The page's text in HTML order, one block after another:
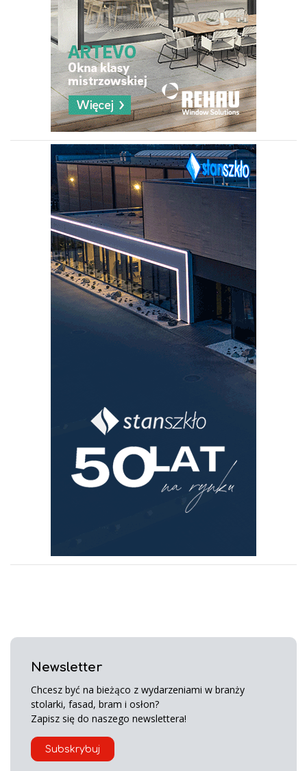
Newsletter
Chcesz być na bieżąco z wydarzeniami w branży
stolarki, fasad, bram i osłon?
Zapisz się do naszego newslettera!
Subskrybuj